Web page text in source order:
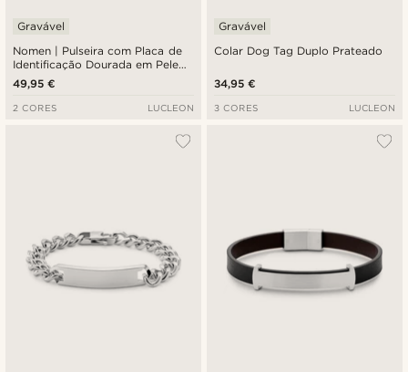
Nomen | Pulseira com Placa de
Identificação Dourada em Pele
Castanha
Gravável
49,95 €
2 CORES LUCLEON
Colar Dog Tag Duplo Prateado
Gravável
34,95 €
3 CORES LUCLEON